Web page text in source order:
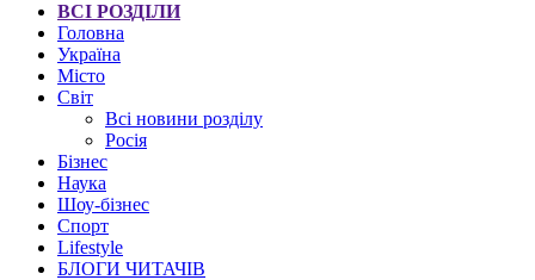
ВСІ РОЗДІЛИ
Головна
Україна
Місто
Світ
Всі новини розділу
Росія
Бізнес
Наука
Шоу-бізнес
Спорт
Lifestyle
БЛОГИ ЧИТАЧІВ